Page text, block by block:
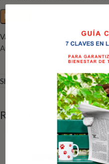
Valoraciones
Aún no hay reseñas
Shipping & Delivery
RELATED PRODUCTS